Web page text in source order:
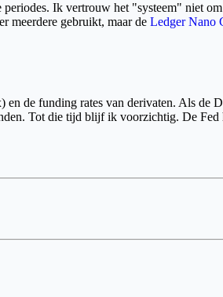
Ik vertrouw het "systeem" niet
meerdere gebruikt, maar de Ledger Nano
de funding rates van derivaten. Als
Tot die tijd blijf ik voorzichtig. De